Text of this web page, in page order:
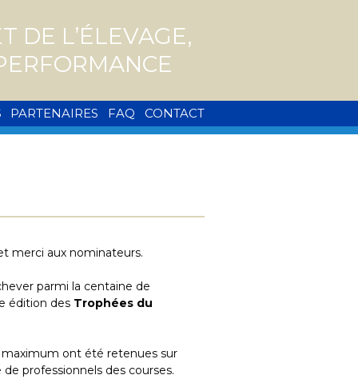
DE L’ÉLEVAGE,
PARTENAIRES FAQ CONTACT
merci aux nominateurs.
parmi la centaine de
édition des Trophées du
ont été retenues sur
professionnels des courses.